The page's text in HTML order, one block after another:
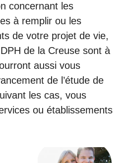
concernant les
à remplir ou les
de votre projet de vie,
de la Creuse sont à
aussi vous
de l’étude de
les cas, vous
ou établissements